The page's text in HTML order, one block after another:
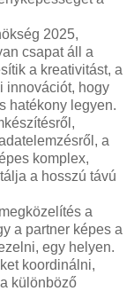
2025,
csapat áll a
a kreativitást, a
innovációt, hogy
hatékony legyen.
a
komplex,
a hosszú távú
a
a partner képes a
egy helyen.
koordinálni,
különböző